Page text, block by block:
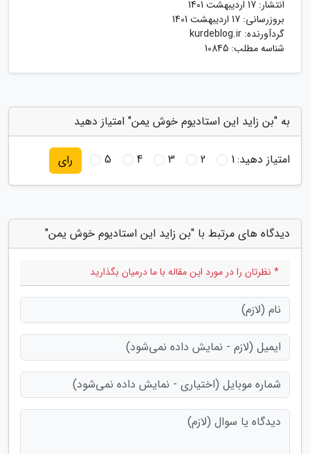
انتشار: 17 اردیبهشت 1401
بروزرسانی: 17 اردیبهشت 1401
گردآورنده: kurdeblog.ir
شناسه مطلب: 10845
به "بن زاید این استادیوم خوش یمن" امتیاز دهید
امتیاز دهید:1
2
3
4
5 رای
دیدگاه های مرتبط با "بن زاید این استادیوم خوش یمن"
* نظرتان را در مورد این مقاله با ما درمیان بگذارید